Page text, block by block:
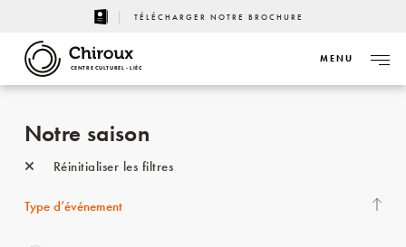
TÉLÉCHARGER NOTRE BROCHURE
CENTRE CULTUREL - LIÈGE
MENU
Notre saison
Réinitialiser les filtres
Type d’événement